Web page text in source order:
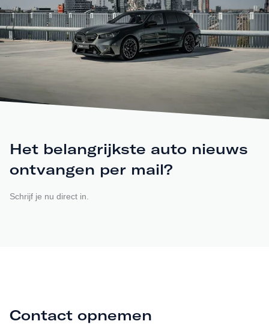
Het belangrijkste auto nieuws
ontvangen per mail?
Schrijf je nu direct in.
Contact opnemen